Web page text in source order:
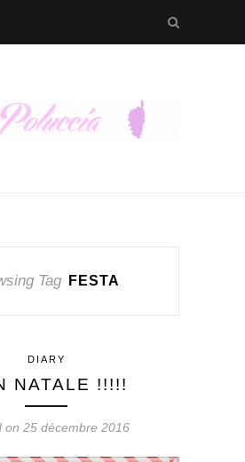
Tag FESTA
DIARY
NATALE !!!!!
on 25 décembre 2016